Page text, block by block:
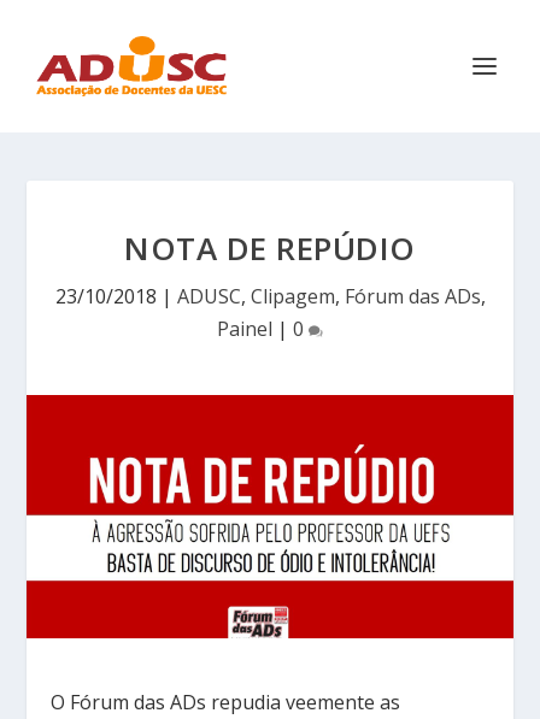
NOTA DE REPÚDIO
23/10/2018 | ADUSC, Clipagem, Fórum das ADs,
Painel | 0
O Fórum das ADs repudia veemente as